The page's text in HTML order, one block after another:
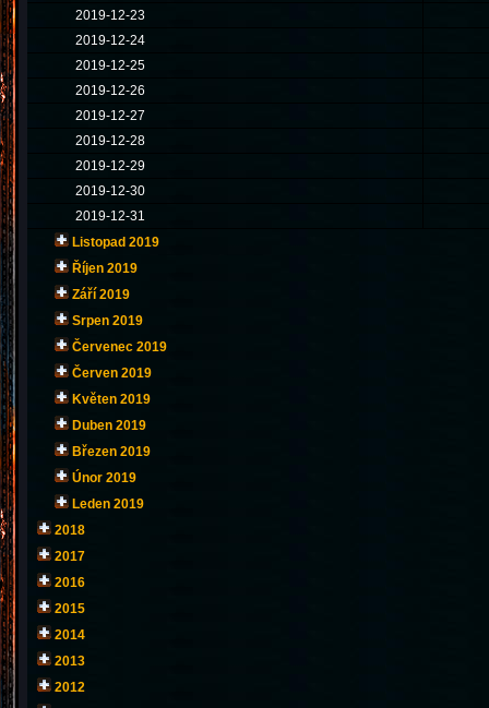
2019-12-23
2019-12-24
2019-12-25
2019-12-26
2019-12-27
2019-12-28
2019-12-29
2019-12-30
2019-12-31
Listopad 2019
Říjen 2019
Září 2019
Srpen 2019
Červenec 2019
Červen 2019
Květen 2019
Duben 2019
Březen 2019
Únor 2019
Leden 2019
2018
2017
2016
2015
2014
2013
2012